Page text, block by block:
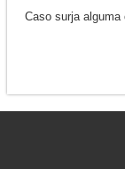
Caso surja alguma